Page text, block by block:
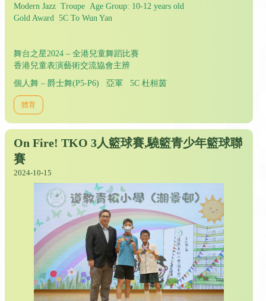
Modern Jazz Troupe Age Group: 10-12 years old
Gold Award 5C To Wun Yan
舞台之星2024 – 全港兒童舞蹈比賽
香港兒童表演藝術交流協會主辨
個人舞 – 爵士舞(P5-P6) 亞軍 5C 杜桓茵
體育
On Fire! TKO 3人籃球賽,驍籃青少年籃球聯
賽
2024-10-15